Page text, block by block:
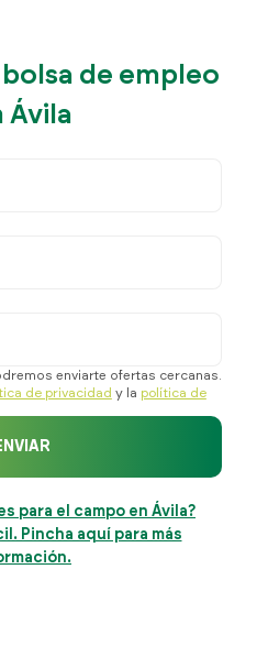
de empleo
Ávila
enviarte ofertas cercanas.
de privacidad y la política de
para el campo en Ávila?
Pincha aquí para más